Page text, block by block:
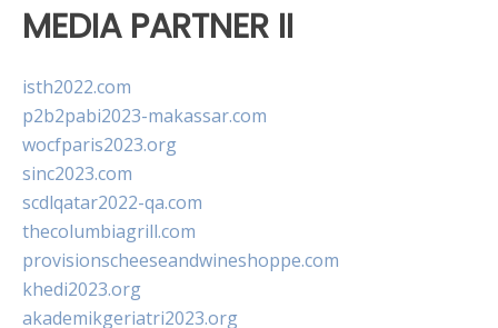
MEDIA PARTNER II
isth2022.com
p2b2pabi2023-makassar.com
wocfparis2023.org
sinc2023.com
scdlqatar2022-qa.com
thecolumbiagrill.com
provisionscheeseandwineshoppe.com
khedi2023.org
akademikgeriatri2023.org